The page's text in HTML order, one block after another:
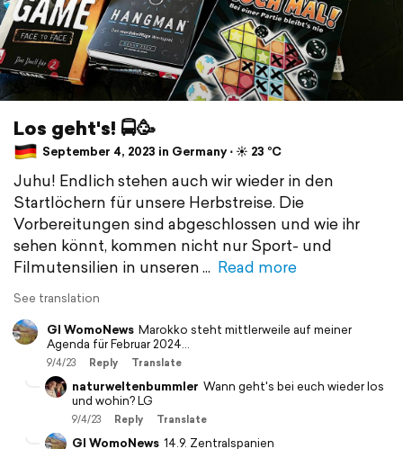
Los geht's! 🚍🥳
September 4, 2023 in Germany ⋅ ☀️ 23 °C
Juhu! Endlich stehen auch wir wieder in den
Startlöchern für unsere Herbstreise. Die
Vorbereitungen sind abgeschlossen und wie ihr
sehen könnt, kommen nicht nur Sport- und
Filmutensilien in unseren
Read more
See translation
GI WomoNews Marokko steht mittlerweile auf meiner
Agenda für Februar 2024...
9/4/23 Reply Translate
naturweltenbummler Wann geht's bei euch wieder los
und wohin? LG
9/4/23 Reply Translate
GI WomoNews 14.9. Zentralspanien